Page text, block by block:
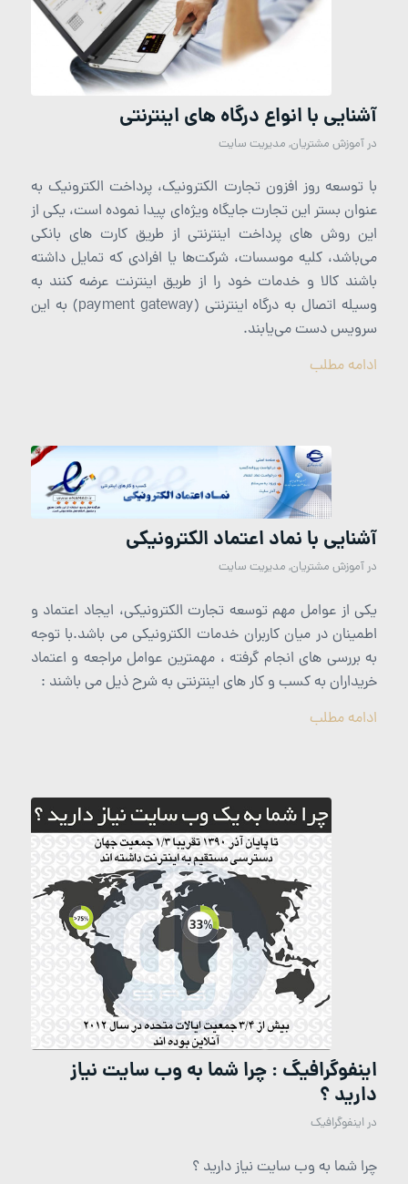
آشنایی با انواع درگاه های اینترنتی
در آموزش مشتریان, مدیریت سایت
با توسعه روز افزون تجارت الکترونیک، پرداخت الکترونیک به
عنوان بستر این تجارت جایگاه ویژه‌ای پیدا نموده است، یکی از
این روش های پرداخت اینترنتی از طریق کارت های بانکی
می‌باشد، کلیه موسسات، شرکت‌ها یا افرادی که تمایل داشته
باشند کالا و خدمات خود را از طریق اینترنت عرضه کنند به
وسیله اتصال به درگاه اینترنتی (payment gateway) به این
سرویس دست می‌یابند.
ادامه مطلب
آشنایی با نماد اعتماد الکترونیکی
درآموزش مشتریان, مدیریت سایت
یكی از عوامل مهم توسعه تجارت الكترونیكی، ایجاد اعتماد و
اطمینان در میان كاربران خدمات الكترونیكی می باشد.با توجه
به بررسی های انجام گرفته ، مهمترین عوامل مراجعه و اعتماد
خریداران به کسب و کار های اینترنتی به شرح ذیل می باشند :
ادامه مطلب
اینفوگرافیگ : چرا شما به وب سایت نیاز
دارید ؟
دراینفوگرافیک
چرا شما به وب سایت نیاز دارید ؟